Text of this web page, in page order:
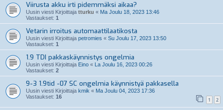
Viirusta akku irti pidemmäksi aikaa?
Uusin viesti Kirjoittaja tturku « Ma Joulu 18, 2023 13:46
Vastaukset: 1
Vetarin irroitus automaattilaatikosta
Uusin viesti Kirjoittaja petromies « Su Joulu 17, 2023 13:50
Vastaukset: 1
1.9 TDI pakkaskäynnistys ongelmia
Uusin viesti Kirjoittaja Eino « La Joulu 16, 2023 00:26
Vastaukset: 2
9-3 1.9tid -07 SC ongelmia käynnistyä pakkasella
Uusin viesti Kirjoittaja kmik « Ma Joulu 04, 2023 17:36
Vastaukset: 16 1 2